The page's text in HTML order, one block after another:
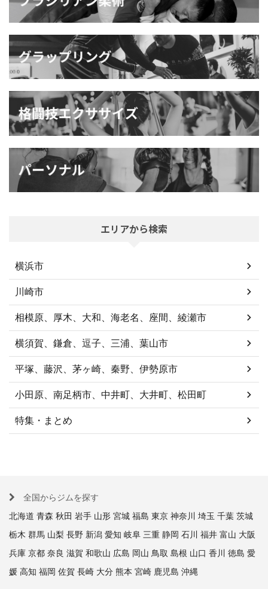
エリアから検索
横浜市
川崎市
相模原、厚木、大和、海老名、座間、綾瀬市
横須賀、鎌倉、逗子、三浦、葉山市
平塚、藤沢、茅ヶ崎、秦野、伊勢原市
小田原、南足柄市、中井町、大井町、松田町
特集・まとめ
全国からジムを探す
北海道 青森 秋田 岩手 山形 宮城 福島 東京 神奈川 埼玉 千葉 茨城
栃木 群馬 山梨 長野 新潟 愛知 岐阜 三重 静岡 石川 福井 富山 大阪
兵庫 京都 奈良 滋賀 和歌山 広島 岡山 鳥取 島根 山口 香川 徳島 愛
媛 高知 福岡 佐賀 長崎 大分 熊本 宮崎 鹿児島 沖縄